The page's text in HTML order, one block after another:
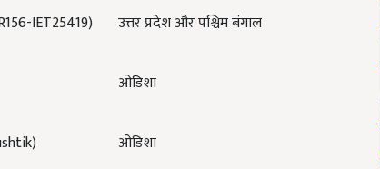
IET25419) उत्तर प्रदेश और पश्चिम बंगाल
ओडिशा
ओडिशा